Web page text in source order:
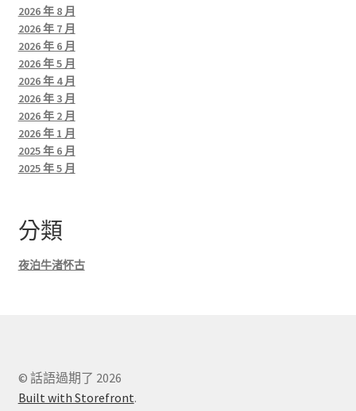
2026 年 8 月
2026 年 7 月
2026 年 6 月
2026 年 5 月
2026 年 4 月
2026 年 3 月
2026 年 2 月
2026 年 1 月
2025 年 6 月
2025 年 5 月
分類
夜泊牛渚怀古
© 話語過期了 2026
Built with Storefront.